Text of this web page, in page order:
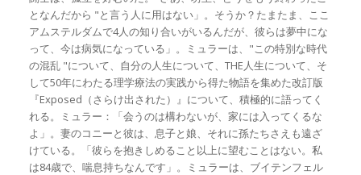
となんだから "と言う人に用はない」。そうか？たまたま、ここ
アムステルダムで4人の知り合いがいるんだが、彼らは夢中にな
って、今は病気になっている」。ミュラーは、"この特別な時代
の混乱 "について、自分の人生について、THE人生について、そ
して50年にわたる理学療法の実践から得た物語を集めた改訂版
『Exposed（さらけ出された）』について、積極的に語ってく
れる。ミュラー：「会うのは構わないが、家には入ってくるな
よ」。妻のコニーと彼は、息子と娘、それに孫たちさえも遠ざ
けている。「彼らを抱きしめること以上に望むことはない。私
は84歳で、喘息持ちなんです」。ミュラーは、ブイテンフェル